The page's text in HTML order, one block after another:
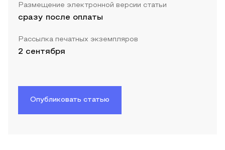
Размещение электронной версии статьи
сразу после оплаты
Рассылка печатных экземпляров
2 сентября
Опубликовать статью